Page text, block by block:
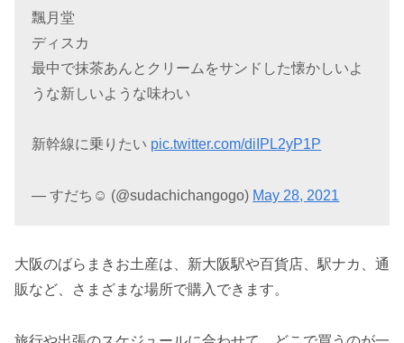
飄月堂
ディスカ
最中で抹茶あんとクリームをサンドした懐かしいよ
うな新しいような味わい
新幹線に乗りたい pic.twitter.com/diIPL2yP1P
— すだち☺︎ (@sudachichangogo) May 28, 2021
大阪のばらまきお土産は、新大阪駅や百貨店、駅ナカ、通
販など、さまざまな場所で購入できます。